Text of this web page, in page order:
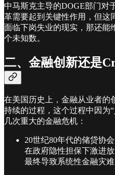
中马斯克主导的DOGE部门对
革需要起到关键性作用，但这
面临下岗失业的现实，那还能
个未知数。
二、金融创新还是
在美国历史上，金融从业者的
持续的过程，这个过程中因为
几次重大的金融危机：
20世纪80年代的储贷协
在政府隐性担保下激进
最终导致系统性金融灾难